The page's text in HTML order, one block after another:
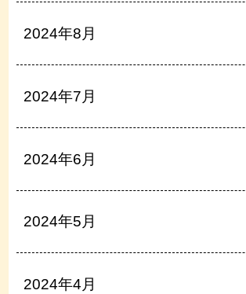
2024年8月
2024年7月
2024年6月
2024年5月
2024年4月